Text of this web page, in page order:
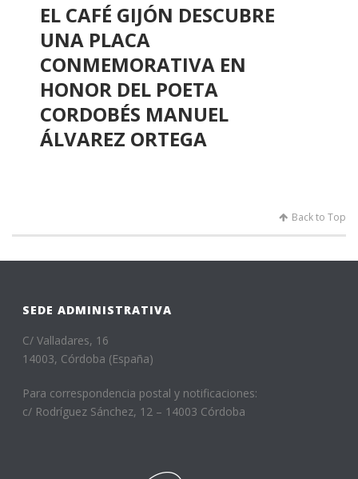
EL CAFÉ GIJÓN DESCUBRE
UNA PLACA
CONMEMORATIVA EN
HONOR DEL POETA
CORDOBÉS MANUEL
ÁLVAREZ ORTEGA
Back to Top
SEDE ADMINISTRATIVA
C/ Valladares, 16
14003, Córdoba (España)
Para correspondencia postal y notificaciones:
c/ Rodríguez Sánchez, 12 – 14003 Córdoba